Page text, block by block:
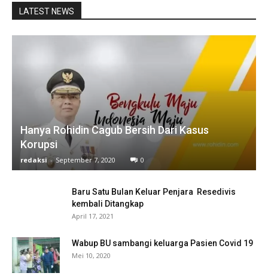
LATEST NEWS
Hanya Rohidin Cagub Bersih Dari Kasus
Korupsi
redaksi - September 7, 2020 0
Baru Satu Bulan Keluar Penjara Resedivis
kembali Ditangkap
April 17, 2021
Wabup BU sambangi keluarga Pasien Covid 19
Mei 10, 2020